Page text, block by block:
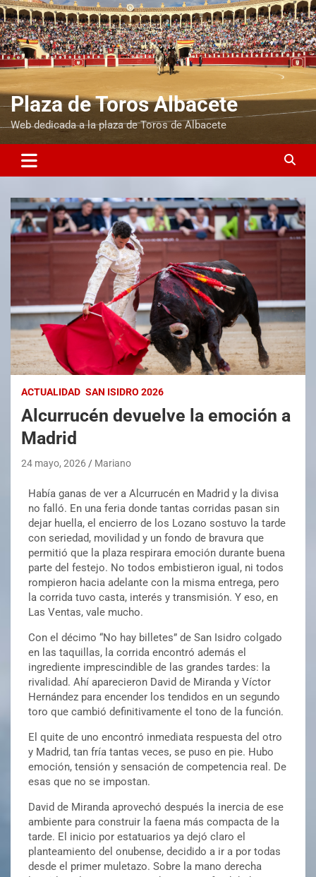
Plaza de Toros Albacete
Web dedicada a la plaza de Toros de Albacete
ACTUALIDAD SAN ISIDRO 2026
Alcurrucén devuelve la emoción a
Madrid
24 mayo, 2026 Mariano
Había ganas de ver a Alcurrucén en Madrid y la divisa
no falló. En una feria donde tantas corridas pasan sin
dejar huella, el encierro de los Lozano sostuvo la tarde
con seriedad, movilidad y un fondo de bravura que
permitió que la plaza respirara emoción durante buena
parte del festejo. No todos embistieron igual, ni todos
rompieron hacia adelante con la misma entrega, pero
la corrida tuvo casta, interés y transmisión. Y eso, en
Las Ventas, vale mucho.
Con el décimo “No hay billetes” de San Isidro colgado
en las taquillas, la corrida encontró además el
ingrediente imprescindible de las grandes tardes: la
rivalidad. Ahí aparecieron David de Miranda y Víctor
Hernández para encender los tendidos en un segundo
toro que cambió definitivamente el tono de la función.
El quite de uno encontró inmediata respuesta del otro
y Madrid, tan fría tantas veces, se puso en pie. Hubo
emoción, tensión y sensación de competencia real. De
esas que no se impostan.
David de Miranda aprovechó después la inercia de ese
ambiente para construir la faena más compacta de la
tarde. El inicio por estatuarios ya dejó claro el
planteamiento del onubense, decidido a ir a por todas
desde el primer muletazo. Sobre la mano derecha